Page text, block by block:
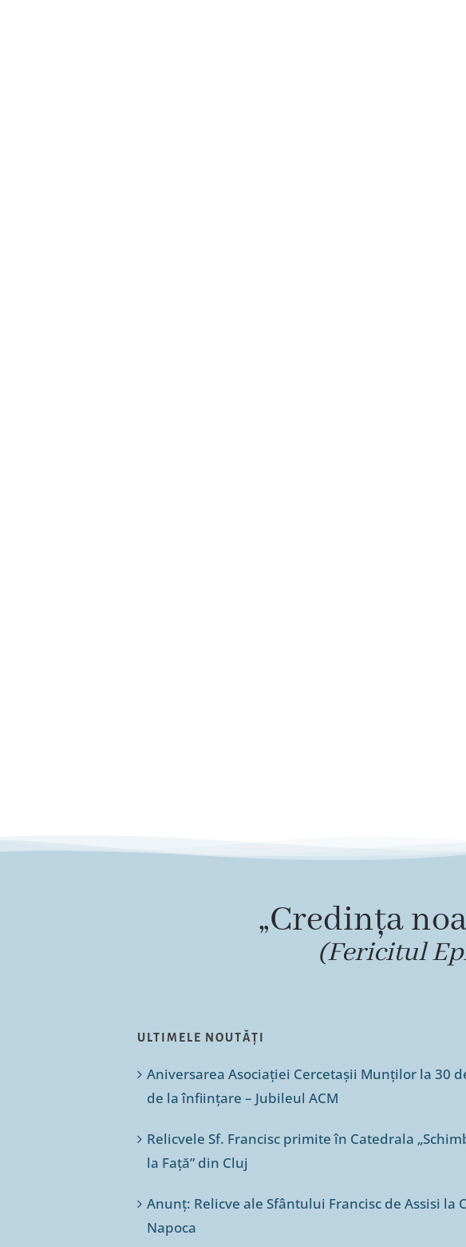
„Credința
(Fericitul
ULTIMELE NOUTĂȚI
Aniversarea Asociației Cercetașii Munților la 30
de la înființare – Jubileul ACM
Relicvele Sf. Francisc primite în Catedrala
la Față” din Cluj
Anunț: Relicve ale Sfântului Francisc de Assisi la
Napoca